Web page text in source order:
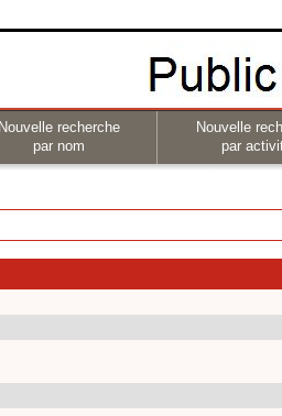
Nouvelle recherche
par nom
Nouvelle
par